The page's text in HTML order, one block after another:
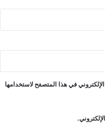
في هذا المتصفح لاستخدامها